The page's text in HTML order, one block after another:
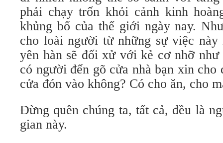
phải chạy trốn khỏi cảnh kinh
khủng bố của thế giới ngày nay.
cho loài người từ những sự việc này
yên hàn sẽ đối xử với kẻ cơ nhỡ như
có người đến gõ cửa nhà bạn xin
cửa đón vào không? Có cho ăn, cho
Đừng quên chúng ta, tất cả, đều là
gian này.